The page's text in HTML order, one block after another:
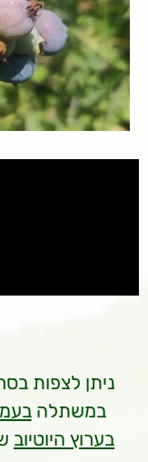
ניתן לצפות
במשתלה
בערוץ היוטיוב